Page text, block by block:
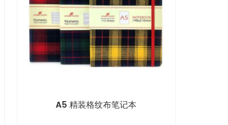
A5 精装格纹布笔记本